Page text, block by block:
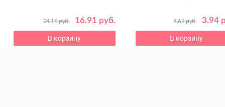
16.91 руб.
24.16 руб.
В корзину
3.94
5.63 руб.
В корзину